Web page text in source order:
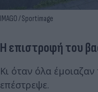
IMAGO / Sportimage
Η επιστροφή του
Κι όταν όλα
επέστρεψε.